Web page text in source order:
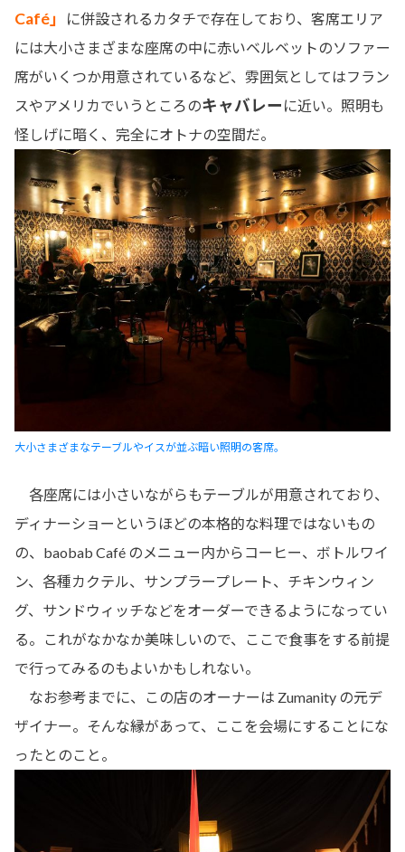
Café」
に併設されるカタチで存在しており、客席エリア
には大小さまざまな座席の中に赤いベルベットのソファー
席がいくつか用意されているなど、雰囲気としてはフラン
スやアメリカでいうところのキャバレー に近い。照明も
怪しげに暗く、完全にオトナの空間だ。
大小さまざまなテーブルやイスが並ぶ暗い照明の客席。
各座席には小さいながらもテーブルが用意されており、
ディナーショーというほどの本格的な料理ではないもの
の、baobab Café のメニュー内からコーヒー、ボトルワイ
ン、各種カクテル、サンプラープレート、チキンウィン
グ、サンドウィッチなどをオーダーできるようになってい
る。これがなかなか美味しいので、ここで食事をする前提
で行ってみるのもよいかもしれない。
なお参考までに、この店のオーナーは Zumanity の元デ
ザイナー。そんな縁があって、ここを会場にすることにな
ったとのこと。